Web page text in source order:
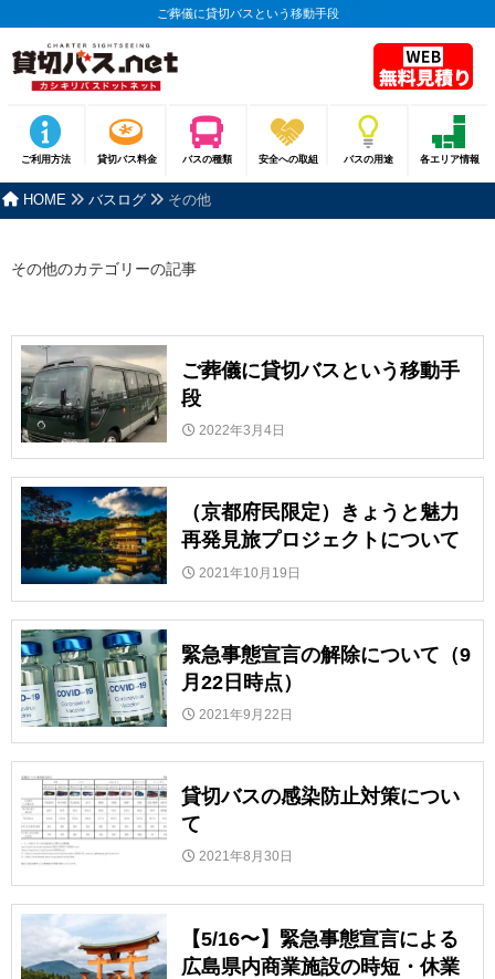
ご葬儀に貸切バスという移動手段
ご利用方法 貸切バス料金 バスの種類 安全への取組 バスの用途 各エリア情報
HOME バスログ その他
その他のカテゴリーの記事
ご葬儀に貸切バスという移動手
段
2022年3月4日
（京都府民限定）きょうと魅力
再発見旅プロジェクトについて
2021年10月19日
緊急事態宣言の解除について（9
月22日時点）
2021年9月22日
貸切バスの感染防止対策につい
て
2021年8月30日
【5/16〜】緊急事態宣言による
広島県内商業施設の時短・休業